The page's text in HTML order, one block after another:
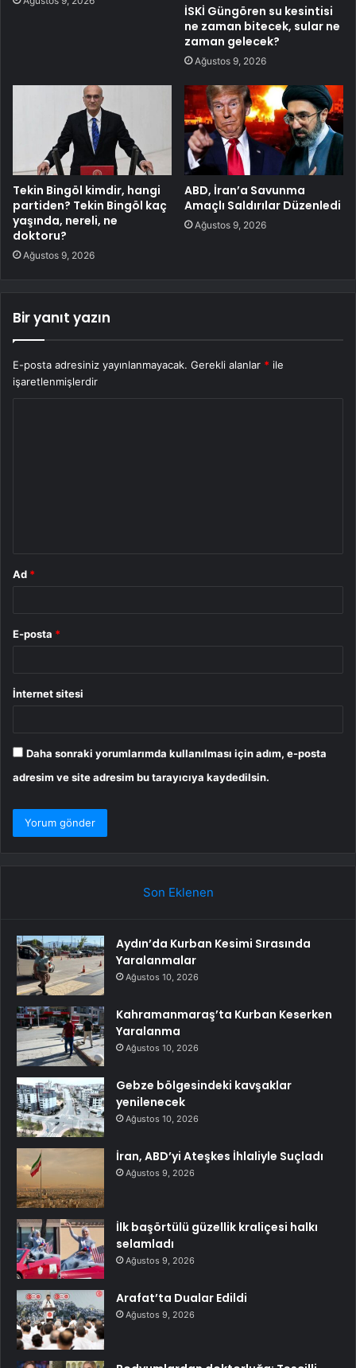
İSKİ Güngören su kesintisi
ne zaman bitecek, sular ne
zaman gelecek?
Ağustos 9, 2026
Tekin Bingöl kimdir, hangi
partiden? Tekin Bingöl kaç
yaşında, nereli, ne
doktoru?
Ağustos 9, 2026
ABD, İran’a Savunma
Amaçlı Saldırılar Düzenledi
Ağustos 9, 2026
Bir yanıt yazın
E-posta adresiniz yayınlanmayacak. Gerekli alanlar * ile
işaretlenmişlerdir
Ad *
E-posta *
İnternet sitesi
Daha sonraki yorumlarımda kullanılması için adım, e-posta
adresim ve site adresim bu tarayıcıya kaydedilsin.
Son Eklenen
Aydın’da Kurban Kesimi Sırasında
Yaralanmalar
Ağustos 10, 2026
Kahramanmaraş’ta Kurban Keserken
Yaralanma
Ağustos 10, 2026
Gebze bölgesindeki kavşaklar
yenilenecek
Ağustos 10, 2026
İran, ABD’yi Ateşkes İhlaliyle Suçladı
Ağustos 9, 2026
İlk başörtülü güzellik kraliçesi halkı
selamladı
Ağustos 9, 2026
Arafat’ta Dualar Edildi
Ağustos 9, 2026